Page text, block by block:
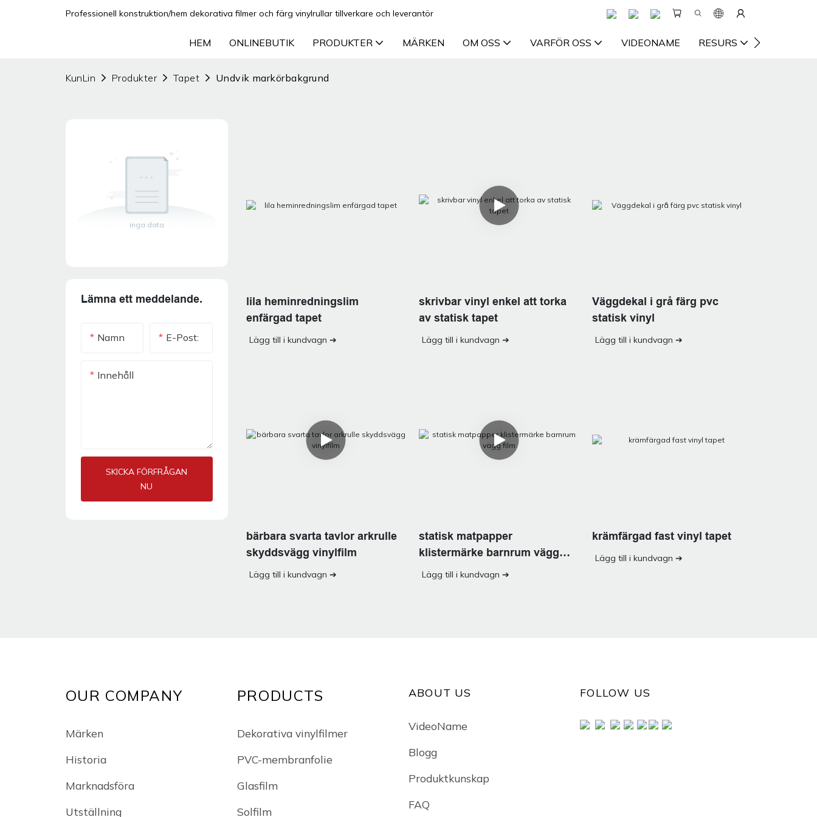
Professionell konstruktion/hem dekorativa filmer och färg vinylrullar tillverkare och leverantör
HEM ONLINEBUTIK PRODUKTER MÄRKEN OM OSS VARFÖR OSS VIDEONAME RESURS
KunLin Produkter Tapet Undvik markörbakgrund
lila heminredningslim
enfärgad tapet
Lägg till i kundvagn ➔
skrivbar vinyl enkel att torka
av statisk tapet
Lägg till i kundvagn ➔
Väggdekal i grå färg pvc
statisk vinyl
Lägg till i kundvagn ➔
bärbara svarta tavlor arkrulle
skyddsvägg vinylfilm
Lägg till i kundvagn ➔
statisk matpapper
klistermärke barnrum vägg
film
Lägg till i kundvagn ➔
krämfärgad fast vinyl tapet
Lägg till i kundvagn ➔
inga data
Lämna ett meddelande.
Namn E-Post:
Innehåll
SKICKA FÖRFRÅGAN
NU
OUR COMPANY
Märken
Historia
Marknadsföra
Utställning
PRODUCTS
Dekorativa vinylfilmer
PVC-membranfolie
Glasfilm
Solfilm
ABOUT US
VideoName
Blogg
Produktkunskap
FAQ
FOLLOW US